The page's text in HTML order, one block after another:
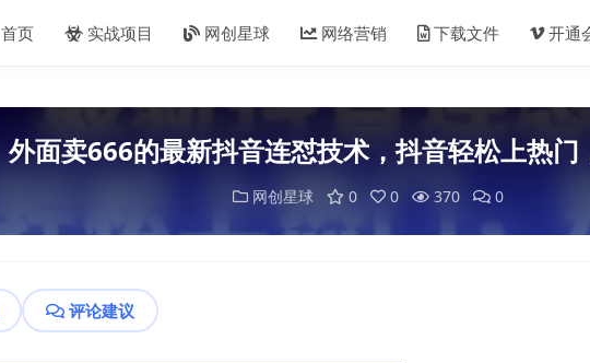
首页 实战项目 网创星球 网络营销 下载文件 开通
外面卖666的最新抖音连怼技术，抖音轻松上热门
网创星球 0 0 370 0
评论建议